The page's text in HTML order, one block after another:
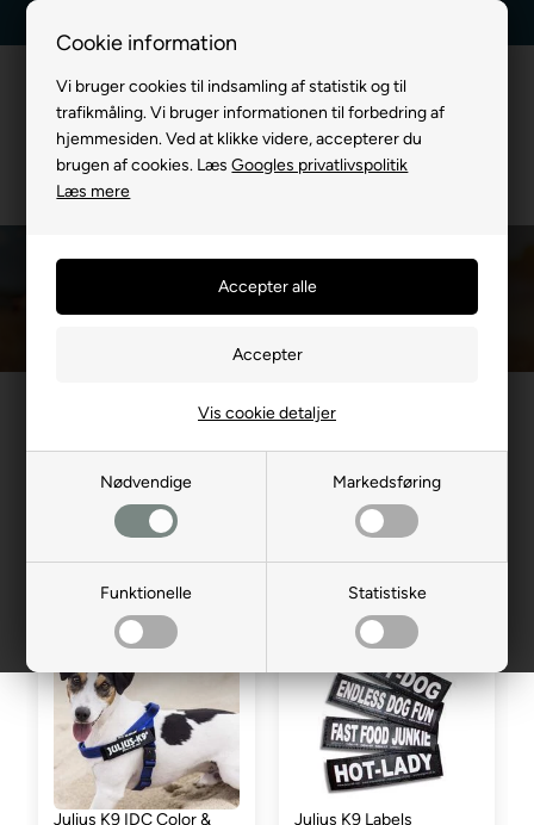
Cookie information
Vi bruger cookies til indsamling af statistik og til
trafikmåling. Vi bruger informationen til forbedring af
hjemmesiden. Ved at klikke videre, accepterer du
brugen af cookies. LæsGoogles privatlivspolitik
Læs mere
Nødvendige Markedsføring
Funktionelle Statistiske
Vis cookie detaljer
Julius K9 Seler
Du er her:TIL HUND/Hundeseler/Hundesele Mærker/Julius K9 Seler
STORT udvalg i Julius K9 seler / hundeseler - Find den nye sele
Mest populære i Julius K9
Seler
Julius K9 IDC Color &
Julius K9 Labels